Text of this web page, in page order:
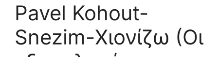
Pavel Kohout-
Snezim-Χιονίζω (Οι